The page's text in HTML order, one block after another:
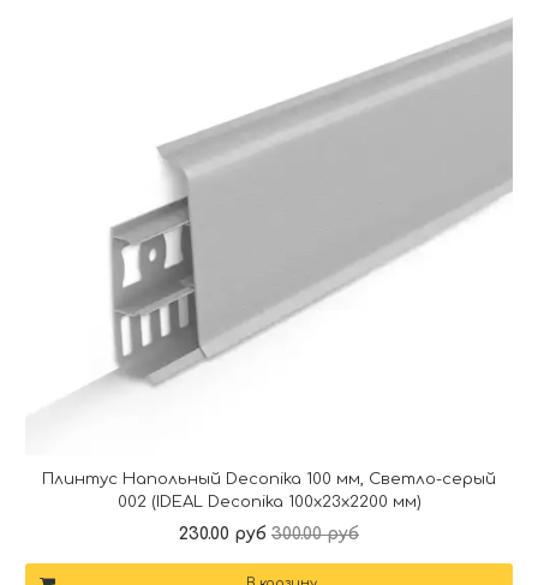
Плинтус Напольный Deconika 100 мм, Светло-серый
002 (IDEAL Deconika 100х23х2200 мм)
230.00 руб 300.00 руб